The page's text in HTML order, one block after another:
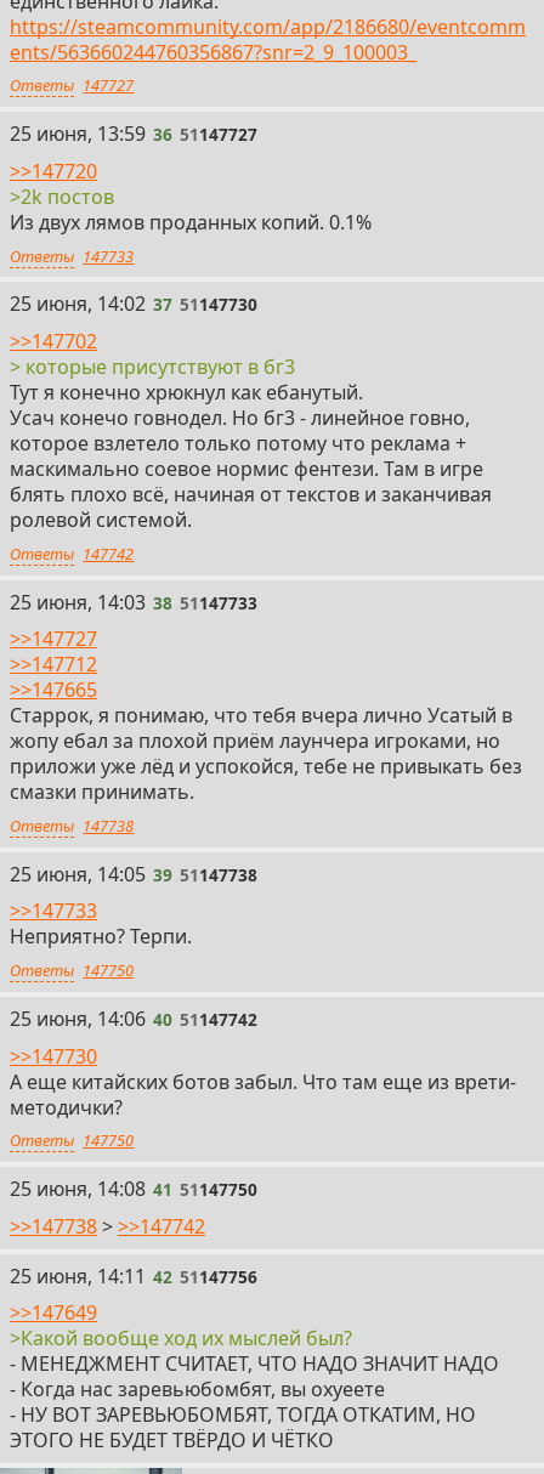
https://steamcommunity.com/app/2186680/eventcomm
ents/563660244760356867?snr=2_9_100003_
Ответы 147727
36
25 июня, 13:59 36 51147727
>>147720
>2k постов
Из двух лямов проданных копий. 0.1%
Ответы 147733
37
25 июня, 14:02 37 51147730
>>147702
> которые присутствуют в бг3
Тут я конечно хрюкнул как ебанутый.
Усач конечо говнодел. Но бг3 - линейное говно,
которое взлетело только потому что реклама +
маскимально соевое нормис фентези. Там в игре
блять плохо всё, начиная от текстов и заканчивая
ролевой системой.
Ответы 147742
38
25 июня, 14:03 38 51147733
>>147727
>>147712
>>147665
Старрок, я понимаю, что тебя вчера лично Усатый в
жопу ебал за плохой приём лаунчера игроками, но
приложи уже лёд и успокойся, тебе не привыкать без
смазки принимать.
Ответы 147738
39
25 июня, 14:05 39 51147738
>>147733
Неприятно? Терпи.
Ответы 147750
40
25 июня, 14:06 40 51147742
>>147730
А еще китайских ботов забыл. Что там еще из врети-
методички?
Ответы 147750
41
25 июня, 14:08 41 51147750
>>147738>>>147742
42
25 июня, 14:11 42 51147756
>>147649
>Какой вообще ход их мыслей был?
- МЕНЕДЖМЕНТ СЧИТАЕТ, ЧТО НАДО ЗНАЧИТ НАДО
- Когда нас заревьюбомбят, вы охуеете
- НУ ВОТ ЗАРЕВЬЮБОМБЯТ, ТОГДА ОТКАТИМ, НО
ЭТОГО НЕ БУДЕТ ТВЁРДО И ЧЁТКО